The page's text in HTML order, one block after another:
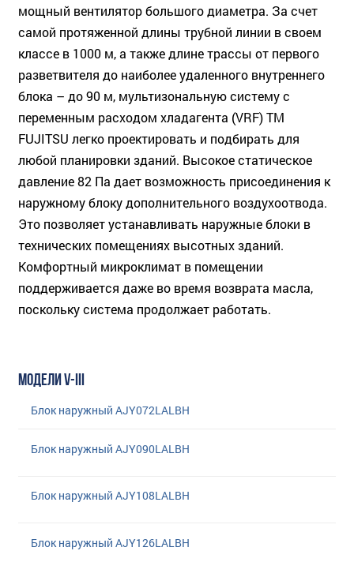
мощный вентилятор большого диаметра. За счет
самой протяженной длины трубной линии в своем
классе в 1000 м, а также длине трассы от первого
разветвителя до наиболее удаленного внутреннего
блока – до 90 м, мультизональную систему с
переменным расходом хладагента (VRF) ТМ
FUJITSU легко проектировать и подбирать для
любой планировки зданий. Высокое статическое
давление 82 Па дает возможность присоединения к
наружному блоку дополнительного воздухоотвода.
Это позволяет устанавливать наружные блоки в
технических помещениях высотных зданий.
Комфортный микроклимат в помещении
поддерживается даже во время возврата масла,
поскольку система продолжает работать.
МОДЕЛИ V-III
Блок наружный AJY072LALBH
Блок наружный AJY090LALBH
Блок наружный AJY108LALBH
Блок наружный AJY126LALBH